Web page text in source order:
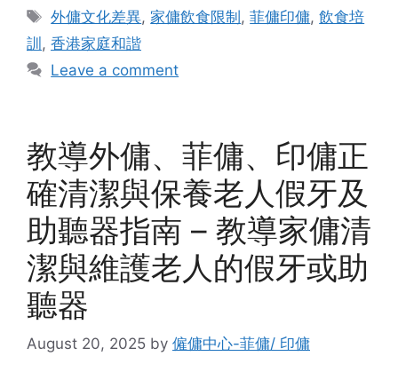
Tags
外傭文化差異, 家傭飲食限制,菲傭印傭,飲食培
訓 , 香港家庭和諧
Leave a comment
教導外傭、菲傭、印傭正
確清潔與保養老人假牙及
助聽器指南 – 教導家傭清
潔與維護老人的假牙或助
聽器
August 20, 2025 by 僱傭中心-菲傭/ 印傭